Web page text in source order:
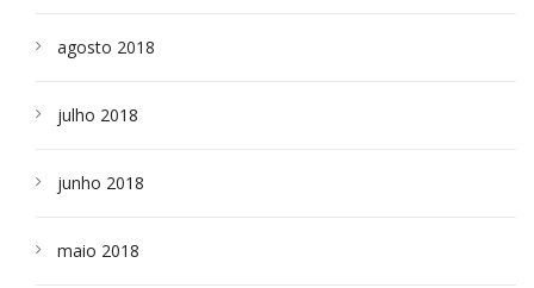
agosto 2018
julho 2018
junho 2018
maio 2018